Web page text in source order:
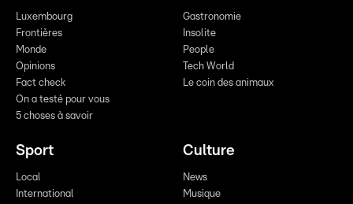
Luxembourg
Frontières
Monde
Opinions
Fact check
On a testé pour vous
5 choses à savoir
Gastronomie
Insolite
People
Tech World
Le coin des animaux
Sport
Local
International
Culture
News
Musique